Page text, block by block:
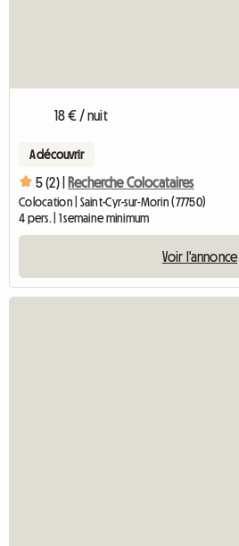
18 € / nuit
A découvrir
5 (2) | Recherche Colocataires
Colocation | Saint-Cyr-sur-Morin (77750)
4 pers. | 1 semaine minimum
Voir l'annonce